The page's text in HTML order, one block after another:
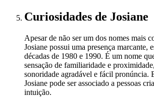
Curiosidades de Josiane
Apesar de não ser um dos nomes mais
Josiane possui uma presença marcante,
décadas de 1980 e 1990. É um nome
sensação de familiaridade e
sonoridade agradável e fácil pronúncia.
Josiane pode ser associado a pessoas
intuição.